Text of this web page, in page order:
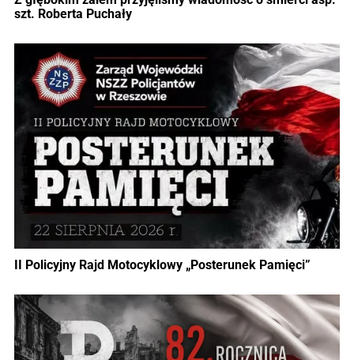
szt. Roberta Puchały
II Policyjny Rajd Motocyklowy „Posterunek Pamięci”